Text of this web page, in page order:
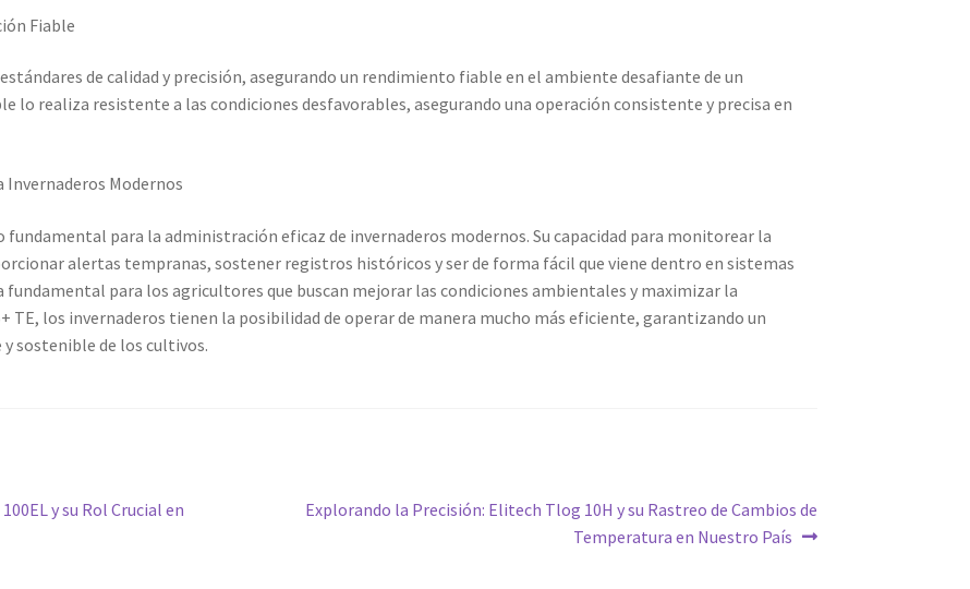
Fiable
de calidad y precisión, asegurando un rendimiento fiable en el ambiente desafiante de un
lo realiza resistente a las condiciones desfavorables, asegurando una operación consistente y precisa en
Invernaderos Modernos
fundamental para la administración eficaz de invernaderos modernos. Su capacidad para monitorear la
alertas tempranas, sostener registros históricos y ser de forma fácil que viene dentro en sistemas
para los agricultores que buscan mejorar las condiciones ambientales y maximizar la
TE, los invernaderos tienen la posibilidad de operar de manera mucho más eficiente, garantizando un
sostenible de los cultivos.
y su Rol Crucial en
Siguiente
Explorando la Precisión: Elitech Tlog 10H y su Rastreo de Cambios de
Temperatura en Nuestro País